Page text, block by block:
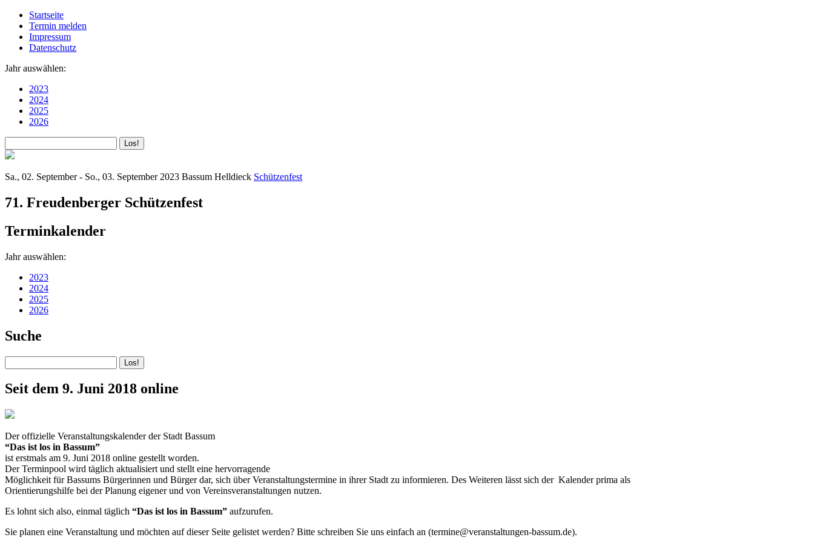
Startseite
Termin melden
Impressum
Datenschutz
Jahr auswählen:
2023
2024
2025
2026
Sa., 02. September - So., 03. September 2023 Bassum Helldieck Schützenfest
71. Freudenberger Schützenfest
Terminkalender
Jahr auswählen:
2023
2024
2025
2026
Suche
Seit dem 9. Juni 2018 online
Der offizielle Veranstaltungskalender der Stadt Bassum
“Das ist los in Bassum”
ist erstmals am 9. Juni 2018 online gestellt worden.
Der Terminpool wird täglich aktualisiert und stellt eine hervorragende
Möglichkeit für Bassums Bürgerinnen und Bürger dar, sich über Veranstaltungstermine in ihrer Stadt zu informieren. Des Weiteren lässt sich der Kalender prima als
Orientierungshilfe bei der Planung eigener und von Vereinsveranstaltungen nutzen.
Es lohnt sich also, einmal täglich “Das ist los in Bassum” aufzurufen.
Sie planen eine Veranstaltung und möchten auf dieser Seite gelistet werden? Bitte schreiben Sie uns einfach an (termine@veranstaltungen-bassum.de).